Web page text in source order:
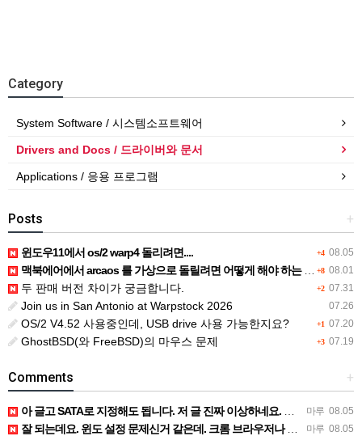
Category
System Software / 시스템소프트웨어
Drivers and Docs / 드라이버와 문서
Applications / 응용 프로그램
+
Posts
+4 08.05
윈도우11에서 os/2 warp4 돌리려면....
+8 08.01
맥북에어에서 arcaos 를 가상으로 돌릴려면 어떻게 해야 하는 지요?
+2 07.31
두 판매 버전 차이가 궁금합니다.
07.26
Join us in San Antonio at Warpstock 2026
+1 07.20
OS/2 V4.52 사용중인데, USB drive 사용 가능한지요?
+3 07.19
GhostBSD(와 FreeBSD)의 마우스 문제
+
Comments
마루 08.05
아 글고 SATA로 지정해도 됩니다. 저 글 진짜 이상하네요. 옛날꺼 퍼와서 그런거 같은데요.
마루 08.05
잘 되는데요. 윈도 설정 문제신거 같은데. 크롬 브라우저나 파폭으로 해 보세요